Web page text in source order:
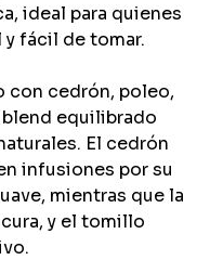
ideal para quienes
y fácil de tomar.
con cedrón, poleo,
equilibrado
El cedrón
infusiones por su
mientras que la
y el tomillo